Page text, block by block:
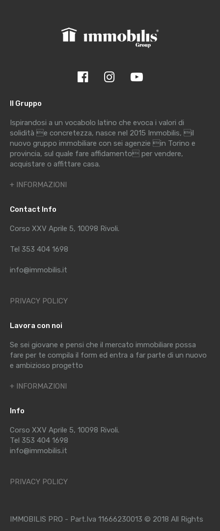
Il Gruppo
Ispirandosi a un vocabolo latino che evoca i valori di
solidità e concretezza, nasce nel 2015 Immobilis, il
nuovo gruppo immobiliare con sei agenzie in Torino e
provincia, sul quale fare affidamento per vendere,
acquistare o affittare casa.
+ INFORMAZIONI
Contact Info
Corso XXV Aprile 5, 10098 Rivoli.
Tel 353 404 1698
info@immobilis.it
PRIVACY POLICY
Lavora con noi
Se sei giovane e pensi che il mercato immobiliare possa
fare per te compila il form ed entra a far parte di un nuovo
e ambizioso progetto
+ INFORMAZIONI
Info
Corso XXV Aprile 5, 10098 Rivoli.
Tel 353 404 1698
info@immobilis.it
PRIVACY POLICY
IMMOBILIS PRO - Part.Iva 11666230013 © 2018 All Rights